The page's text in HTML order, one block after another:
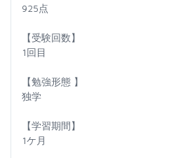
925点
【受験回数】
1回目
【勉強形態 】
独学
【学習期間】
1ケ月